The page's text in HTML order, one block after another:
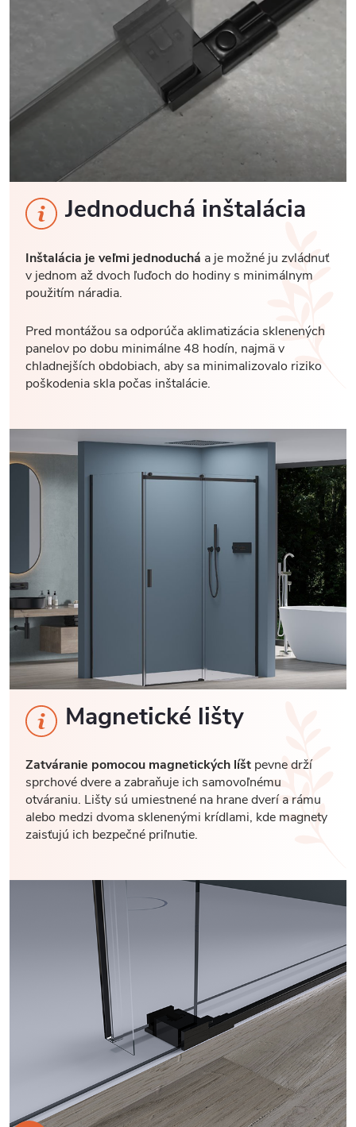
Jednoduchá inštalácia
Inštalácia je veľmi jednoduchá a je možné ju zvládnuť
v jednom až dvoch ľuďoch do hodiny s minimálnym
použitím náradia.
Pred montážou sa odporúča aklimatizácia sklenených
panelov po dobu minimálne 48 hodín, najmä v
chladnejších obdobiach, aby sa minimalizovalo riziko
poškodenia skla počas inštalácie.
Magnetické lišty
Zatváranie pomocou magnetických líšt pevne drží
sprchové dvere a zabraňuje ich samovoľnému
otváraniu. Lišty sú umiestnené na hrane dverí a rámu
alebo medzi dvoma sklenenými krídlami, kde magnety
zaisťujú ich bezpečné priľnutie.